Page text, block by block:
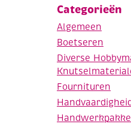
Categorieën
Algemeen
Boetseren
Diverse
Fournituren